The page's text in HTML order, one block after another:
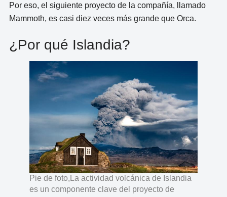
Por eso, el siguiente proyecto de la compañía, llamado
Mammoth, es casi diez veces más grande que Orca.
¿Por qué Islandia?
Pie de foto,La actividad volcánica de Islandia
es un componente clave del proyecto de